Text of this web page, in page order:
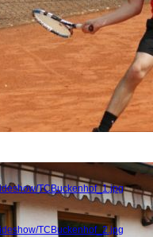
TCBuckenhof_1.jpg
TCBuckenhof_2.jpg